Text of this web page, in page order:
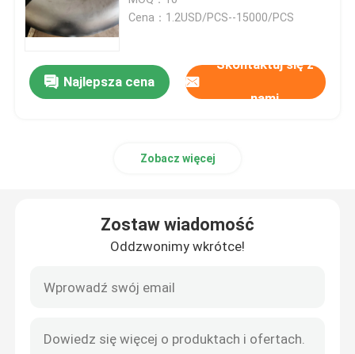
zaślepki do rur ze stali nierdzewnej
Łącznik rurowy
Kołnierz zaślepiający ze stali nierdzewnej
Slip On Flange
Kołnierz na szyję spawalniczą
Cena：1.2USD/PCS--15000/PCS
Najlepsza cena
Skontaktuj się z
nami
Zobacz więcej
Zostaw wiadomość
Oddzwonimy wkrótce!